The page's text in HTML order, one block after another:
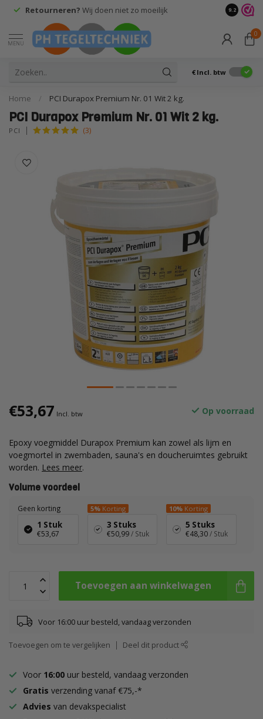
Retourneren? Wij doen niet zo moeilijk 9.2
MENU
0
€ Incl. btw
Home / PCI Durapox Premium Nr. 01 Wit 2 kg.
PCI Durapox Premium Nr. 01 Wit 2 kg.
PCI (3)
€53,67 Incl. btw Op voorraad
Epoxy voegmiddel Durapox Premium kan zowel als lijm en
voegmortel in zwembaden, sauna's en doucheruimtes gebruikt
worden. Lees meer.
Volume voordeel
Geen korting
1 Stuk
€53,67
5%Korting
3 Stuks
€50,99/ Stuk
10% Korting
5 Stuks
€48,30/ Stuk
Toevoegen aan winkelwagen
Voor 16:00 uur besteld, vandaag verzonden
Toevoegen om te vergelijken Deel dit product
Voor 16:00 uur besteld, vandaag verzonden
Gratis verzending vanaf €75,-*
Advies van devakspecialist